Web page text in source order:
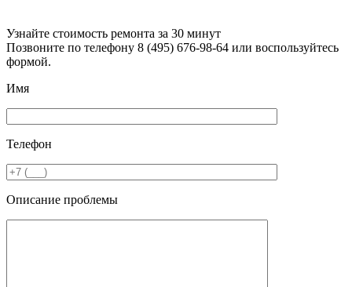
Узнайте стоимость ремонта за 30 минут
Позвоните по телефону 8 (495) 676-98-64 или воспользуйтесь
формой.
Имя
Телефон
Описание проблемы